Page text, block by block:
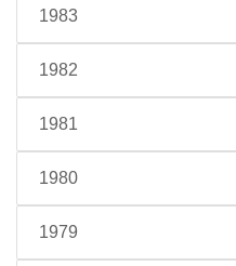
1983
1982
1981
1980
1979